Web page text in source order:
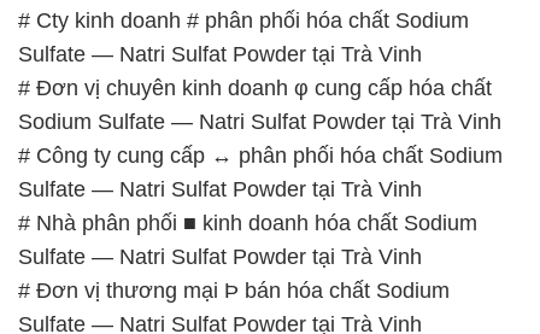
# Cty kinh doanh # phân phối hóa chất Sodium
Sulfate — Natri Sulfat Powder tại Trà Vinh
# Đơn vị chuyên kinh doanh φ cung cấp hóa chất
Sodium Sulfate — Natri Sulfat Powder tại Trà Vinh
# Công ty cung cấp ↔ phân phối hóa chất Sodium
Sulfate — Natri Sulfat Powder tại Trà Vinh
# Nhà phân phối ■ kinh doanh hóa chất Sodium
Sulfate — Natri Sulfat Powder tại Trà Vinh
# Đơn vị thương mại Þ bán hóa chất Sodium
Sulfate — Natri Sulfat Powder tại Trà Vinh